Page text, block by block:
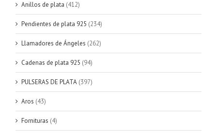
Anillos de plata (412)
Pendientes de plata 925 (234)
Llamadores de Ángeles (262)
Cadenas de plata 925 (94)
PULSERAS DE PLATA (397)
Aros (43)
Fornituras (4)